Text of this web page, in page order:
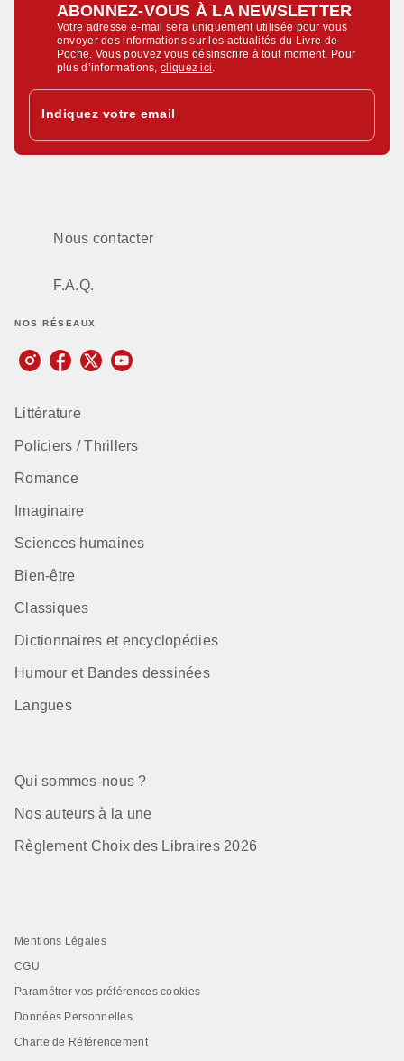
ABONNEZ-VOUS À LA NEWSLETTER
Votre adresse e-mail sera uniquement utilisée pour vous
envoyer des informations sur les actualités du Livre de
Poche. Vous pouvez vous désinscrire à tout moment. Pour
plus d’informations,cliquez ici
Indiquez votre email
Nous contacter
F.A.Q.
NOS RÉSEAUX
Littérature
Policiers / Thrillers
Romance
Imaginaire
Sciences humaines
Bien-être
Classiques
Dictionnaires et encyclopédies
Humour et Bandes dessinées
Langues
Qui sommes-nous ?
Nos auteurs à la une
Règlement Choix des Libraires 2026
Mentions Légales
CGU
Paramétrer vos préférences cookies
Données Personnelles
Charte de Référencement